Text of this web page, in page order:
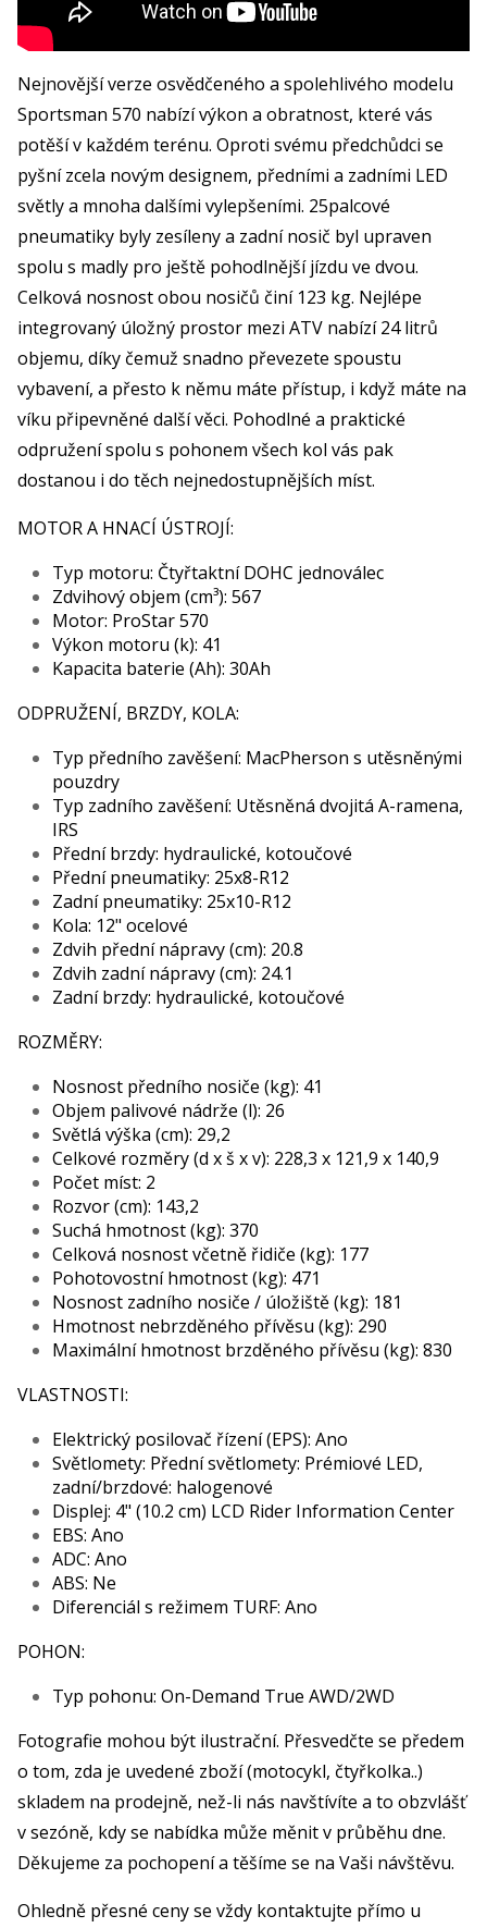
Nejnovější verze osvědčeného a spolehlivého modelu
Sportsman 570 nabízí výkon a obratnost, které vás
potěší v každém terénu. Oproti svému předchůdci se
pyšní zcela novým designem, předními a zadními LED
světly a mnoha dalšími vylepšeními. 25palcové
pneumatiky byly zesíleny a zadní nosič byl upraven
spolu s madly pro ještě pohodlnější jízdu ve dvou.
Celková nosnost obou nosičů činí 123 kg. Nejlépe
integrovaný úložný prostor mezi ATV nabízí 24 litrů
objemu, díky čemuž snadno převezete spoustu
vybavení, a přesto k němu máte přístup, i když máte na
víku připevněné další věci. Pohodlné a praktické
odpružení spolu s pohonem všech kol vás pak
dostanou i do těch nejnedostupnějších míst.
MOTOR A HNACÍ ÚSTROJÍ:
Typ motoru: Čtyřtaktní DOHC jednoválec
Zdvihový objem (cm³): 567
Motor: ProStar 570
Výkon motoru (k): 41
Kapacita baterie (Ah): 30Ah
ODPRUŽENÍ, BRZDY, KOLA:
Typ předního zavěšení: MacPherson s utěsněnými
pouzdry
Typ zadního zavěšení: Utěsněná dvojitá A-ramena,
IRS
Přední brzdy: hydraulické, kotoučové
Přední pneumatiky: 25x8-R12
Zadní pneumatiky: 25x10-R12
Kola: 12" ocelové
Zdvih přední nápravy (cm): 20.8
Zdvih zadní nápravy (cm): 24.1
Zadní brzdy: hydraulické, kotoučové
ROZMĚRY:
Nosnost předního nosiče (kg): 41
Objem palivové nádrže (l): 26
Světlá výška (cm): 29,2
Celkové rozměry (d x š x v): 228,3 x 121,9 x 140,9
Počet míst: 2
Rozvor (cm): 143,2
Suchá hmotnost (kg): 370
Celková nosnost včetně řidiče (kg): 177
Pohotovostní hmotnost (kg): 471
Nosnost zadního nosiče / úložiště (kg): 181
Hmotnost nebrzděného přívěsu (kg): 290
Maximální hmotnost brzděného přívěsu (kg): 830
VLASTNOSTI:
Elektrický posilovač řízení (EPS): Ano
Světlomety: Přední světlomety: Prémiové LED,
zadní/brzdové: halogenové
Displej: 4" (10.2 cm) LCD Rider Information Center
EBS: Ano
ADC: Ano
ABS: Ne
Diferenciál s režimem TURF: Ano
POHON:
Typ pohonu: On-Demand True AWD/2WD
Fotografie mohou být ilustrační. Přesvedčte se předem
o tom, zda je uvedené zboží (motocykl, čtyřkolka..)
skladem na prodejně, než-li nás navštívíte a to obzvlášť
v sezóně, kdy se nabídka může měnit v průběhu dne.
Děkujeme za pochopení a těšíme se na Vaši návštěvu.
Ohledně přesné ceny se vždy kontaktujte přímo u